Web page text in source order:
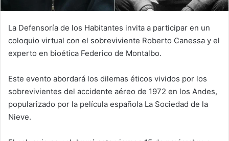
La Defensoría de los Habitantes invita a participar en un
coloquio virtual con el sobreviviente Roberto Canessa y el
experto en bioética Federico de Montalbo.
Este evento abordará los dilemas éticos vividos por los
sobrevivientes del accidente aéreo de 1972 en los Andes,
popularizado por la película española La Sociedad de la
Nieve.